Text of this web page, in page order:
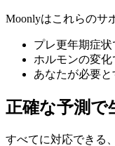
Moonlyはこれらのサ
プレ更年期症
ホルモンの変
あなたが必要
正確な予測で
すべてに対応できる